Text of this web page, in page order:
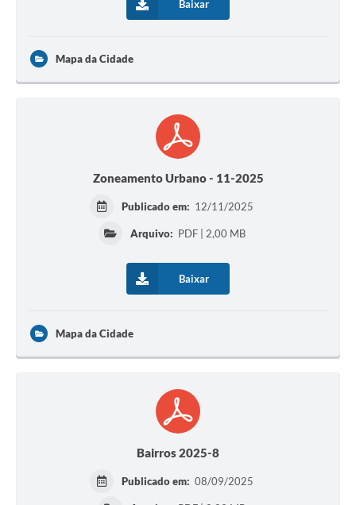
Baixar
Mapa da Cidade
Zoneamento Urbano - 11-2025
Publicado em: 12/11/2025
Arquivo: PDF | 2,00 MB
Baixar
Mapa da Cidade
Bairros 2025-8
Publicado em: 08/09/2025